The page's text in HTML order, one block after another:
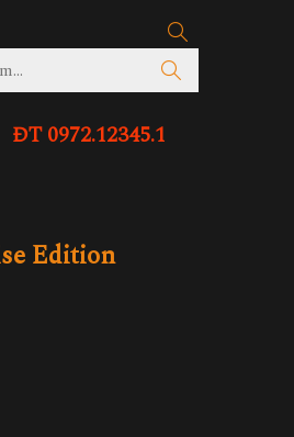
ĐT 0972.12345.1
Edition